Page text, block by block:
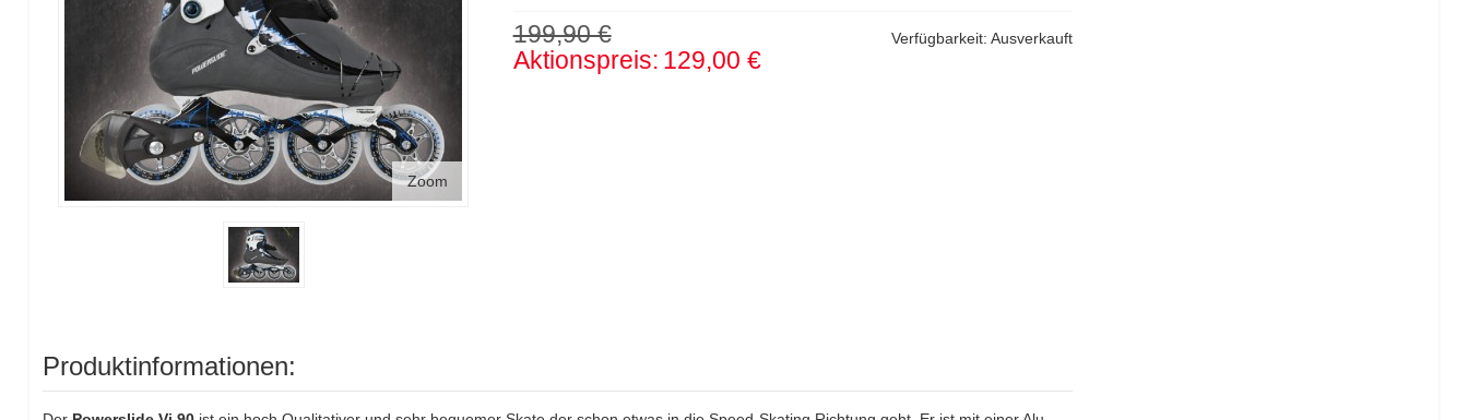
Zoom
Verfügbarkeit: Ausverkauft
199,90 €
Aktionspreis: 129,00 €
Produktinformationen: